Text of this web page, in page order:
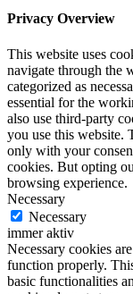
Privacy Overview
This website uses
navigate through the
categorized as
essential for the
also use third-party
you use this website.
only with your
cookies. But opting
browsing experience.
Necessary
Necessary
immer aktiv
Necessary cookies
function properly.
basic functionalities